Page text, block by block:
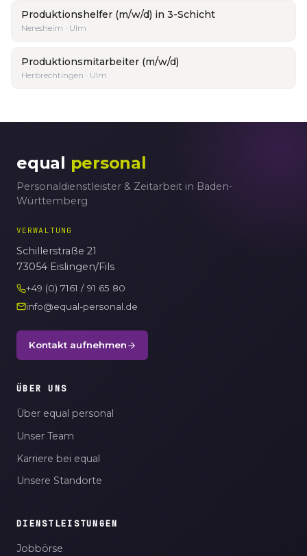
Produktionshelfer (m/w/d) in 3-Schicht
Neresheim · Ulm
Produktionsmitarbeiter (m/w/d)
Herbrechtingen · Ulm
equal personal
Personaldienstleister & Zeitarbeit in Baden-
Württemberg
VERWALTUNG
Schillerstraße 21
73054 Eislingen/Fils
+49 (0) 7161 / 91 65 80
info@equal-personal.de
Kontakt aufnehmen
ÜBER UNS
Über equal personal
Unser Team
Karriere bei equal
Unsere Standorte
DIENSTLEISTUNGEN
Jobbörse